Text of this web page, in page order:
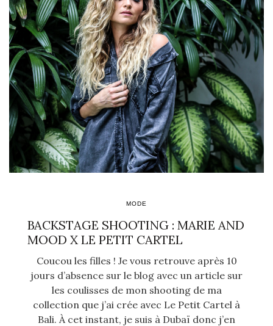
MODE
BACKSTAGE SHOOTING : MARIE AND
MOOD X LE PETIT CARTEL
Coucou les filles ! Je vous retrouve après 10
jours d’absence sur le blog avec un article sur
les coulisses de mon shooting de ma
collection que j’ai crée avec Le Petit Cartel à
Bali. À cet instant, je suis à Dubaï donc j’en